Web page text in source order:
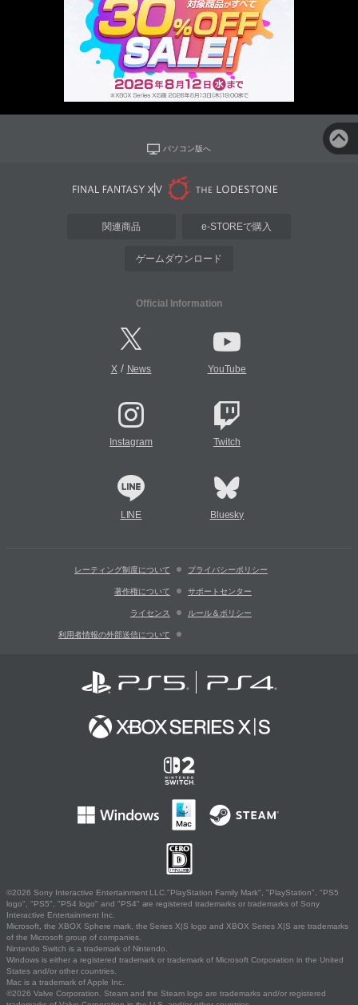
パソコン版へ
関連商品 e-STOREで購入
ゲームダウンロード
Official Information
X/ News YouTube
Instagram Twitch
LINE Bluesky
レーティング制度について プライバシーポリシー
著作権について サポートセンター
ライセンス ルール＆ポリシー
利用者情報の外部送信について
©2026 Sony Interactive Entertainment LLC."PlayStation Family Mark", "PlayStation", "PS5
logo", "PS5", "PS4 logo" and "PS4" are registered trademarks or trademarks of Sony
Interactive Entertainment Inc.
Microsoft, the XBOX Sphere mark, the Series X|S logo and XBOX Series X|S are trademarks
of the Microsoft group of companies.
Nintendo Switch is a trademark of Nintendo.
Windows is either a registered trademark or trademark of Microsoft Corporation in the United
States and/or other countries.
Mac is a trademark of Apple Inc.
©2026 Valve Corporation. Steam and the Steam logo are trademarks and/or registered